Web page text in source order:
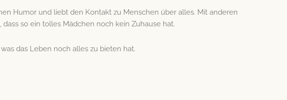
Humor und liebt den Kontakt zu Menschen über alles. Mit anderen
so ein tolles Mädchen noch kein Zuhause hat.
das Leben noch alles zu bieten hat.